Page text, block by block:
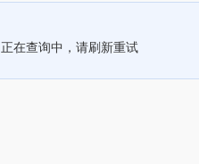
正在查询中，请刷新重试